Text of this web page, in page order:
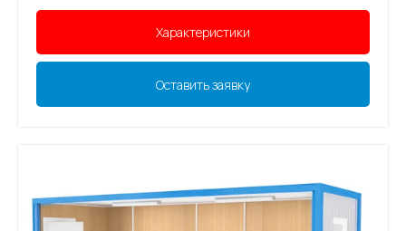
Характеристики
Оставить заявку